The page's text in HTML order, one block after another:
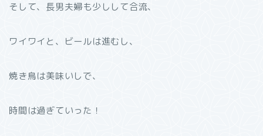
そして、長男夫婦も少しして合流、
ワイワイと、ビールは進むし、
焼き鳥は美味いしで、
時間は過ぎていった！